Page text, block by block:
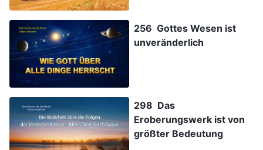
256 Gottes Wesen ist
unveränderlich
298 Das
Eroberungswerk ist von
größter Bedeutung